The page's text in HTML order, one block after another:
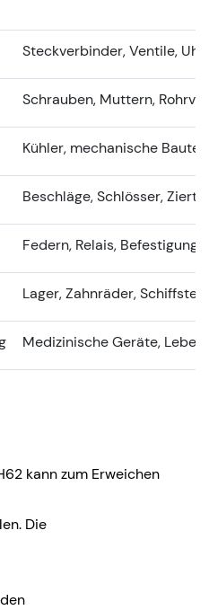
Steckverbinder, Ventile,
Schrauben, Muttern,
Kühler, mechanische
Beschläge, Schlösser,
Federn, Relais,
Lager, Zahnräder,
Medizinische Geräte,
kann zum Erweichen
Die